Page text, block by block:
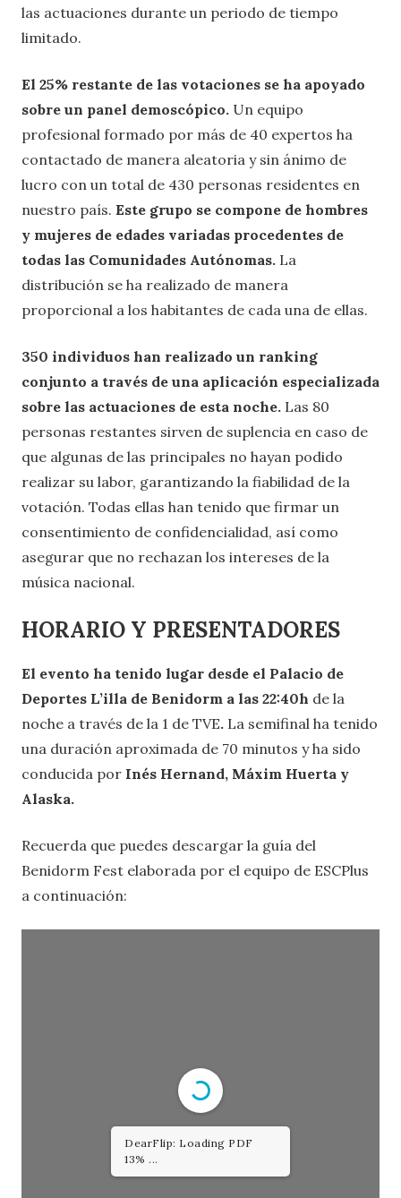
las actuaciones durante un periodo de tiempo
limitado.
El 25% restante de las votaciones se ha apoyado
sobre un panel demoscópico. Un equipo
profesional formado por más de 40 expertos ha
contactado de manera aleatoria y sin ánimo de
lucro con un total de 430 personas residentes en
nuestro país. Este grupo se compone de hombres
y mujeres de edades variadas procedentes de
todas las Comunidades Autónomas. La
distribución se ha realizado de manera
proporcional a los habitantes de cada una de ellas.
350 individuos han realizado un ranking
conjunto a través de una aplicación especializada
sobre las actuaciones de esta noche. Las 80
personas restantes sirven de suplencia en caso de
que algunas de las principales no hayan podido
realizar su labor, garantizando la fiabilidad de la
votación. Todas ellas han tenido que firmar un
consentimiento de confidencialidad, así como
asegurar que no rechazan los intereses de la
música nacional.
HORARIO Y PRESENTADORES
El evento ha tenido lugar desde el Palacio de
Deportes L’illa de Benidorm a las 22:40h de la
noche a través de la 1 de TVE. La semifinal ha tenido
una duración aproximada de 70 minutos y ha sido
conducida por Inés Hernand, Máxim Huerta y
Alaska.
Recuerda que puedes descargar la guía del
Benidorm Fest elaborada por el equipo de ESCPlus
a continuación: